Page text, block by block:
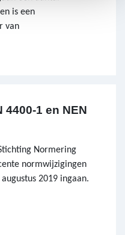
is een
van
1 en NEN
Normering
normwijzigingen
2019 ingaan.